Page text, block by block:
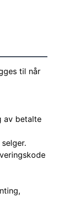
til når
av betalte